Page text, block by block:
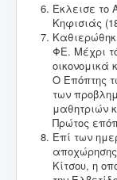
Έκλεισε το
Κηφισιάς
ΦΕ. Μέχρι
οικονομικά
Ο Επόπτης
των
μαθητριών
Πρώτος
Επί των
Κίτσου, η